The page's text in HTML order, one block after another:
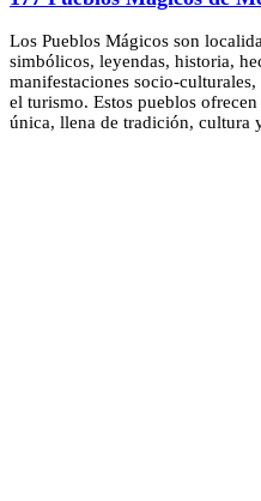
Los Pueblos Mágicos son
simbólicos, leyendas, historia,
manifestaciones socio-
el turismo. Estos pueblos
única, llena de tradición, cultura